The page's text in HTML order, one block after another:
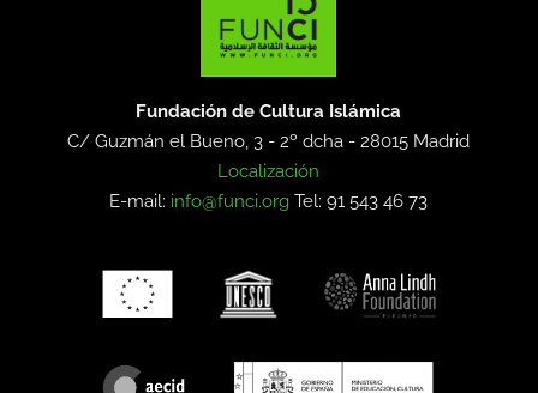
Fundación de Cultura Islámica
C/ Guzmán el Bueno, 3 - 2º dcha -28015 Madrid
Localización
E-mail: info@funci.org Tel: 91 543 46 73